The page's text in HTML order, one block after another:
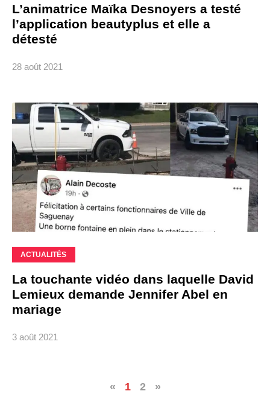
L’animatrice Maïka Desnoyers a testé
l’application beautyplus et elle a
détesté
28 août 2021
ACTUALITÉS
La touchante vidéo dans laquelle David
Lemieux demande Jennifer Abel en
mariage
3 août 2021
« 1 2 »